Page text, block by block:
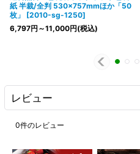
紙 半裁/全判 530×757mmほか「50
枚」
[2010-sg-1250]
6,797円 ～11,000円(税込)
レビュー
0件のレビュー